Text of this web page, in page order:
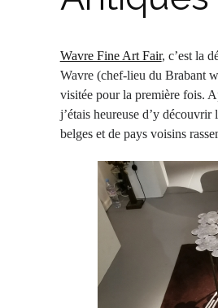
Wavre Fine Art Fair, c’est la
Wavre (chef-lieu du Brabant
visitée pour la première fois.
j’étais heureuse d’y découvrir
belges et de pays voisins